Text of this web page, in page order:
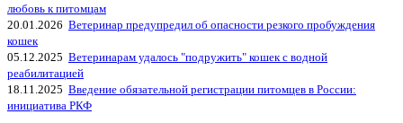
любовь к питомцам
20.01.2026 Ветеринар предупредил об опасности резкого пробуждения
кошек
05.12.2025 Ветеринарам удалось "подружить" кошек с водной
реабилитацией
18.11.2025 Введение обязательной регистрации питомцев в России:
инициатива РКФ